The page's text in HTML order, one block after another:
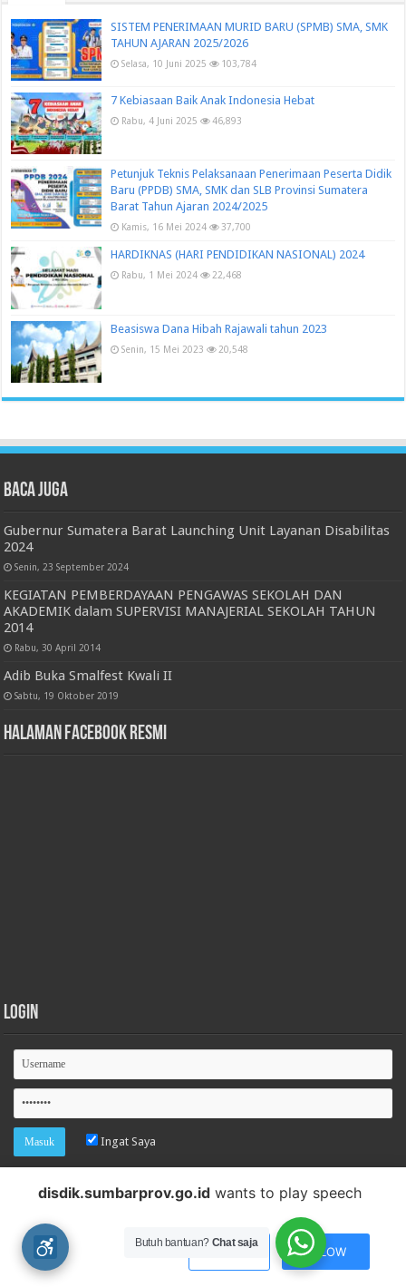
SISTEM PENERIMAAN MURID BARU (SPMB) SMA, SMK
TAHUN AJARAN 2025/2026
Selasa, 10 Juni 2025 103,784
7 Kebiasaan Baik Anak Indonesia Hebat
Rabu, 4 Juni 2025 46,893
Petunjuk Teknis Pelaksanaan Penerimaan Peserta Didik
Baru (PPDB) SMA, SMK dan SLB Provinsi Sumatera
Barat Tahun Ajaran 2024/2025
Kamis, 16 Mei 2024 37,700
HARDIKNAS (HARI PENDIDIKAN NASIONAL) 2024
Rabu, 1 Mei 2024 22,468
Beasiswa Dana Hibah Rajawali tahun 2023
Senin, 15 Mei 2023 20,548
Baca juga
Gubernur Sumatera Barat Launching Unit Layanan Disabilitas
2024
Senin, 23 September 2024
KEGIATAN PEMBERDAYAAN PENGAWAS SEKOLAH DAN
AKADEMIK dalam SUPERVISI MANAJERIAL SEKOLAH TAHUN
2014
Rabu, 30 April 2014
Adib Buka Smalfest Kwali II
Sabtu, 19 Oktober 2019
Halaman Facebook Resmi
Login
Ingat Saya
Dinas Pendidikan Sumatera Barat© Copyright 2026, All Rights Reserved
Butuh bantuan? Chat saja
disdik.sumbarprov.go.idwants to play speech
ALLOW